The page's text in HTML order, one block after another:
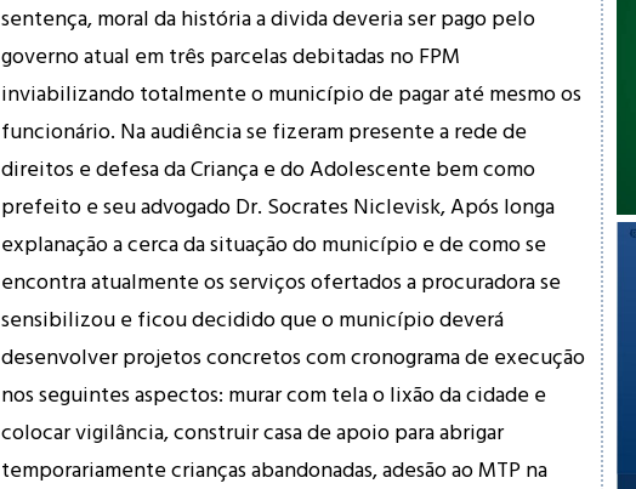
sentença, moral da história a divida deveria ser pago pelo
governo atual em três parcelas debitadas no FPM
inviabilizando totalmente o município de pagar até mesmo os
funcionário. Na audiência se fizeram presente a rede de
direitos e defesa da Criança e do Adolescente bem como
prefeito e seu advogado Dr. Socrates Niclevisk, Após longa
explanação a cerca da situação do município e de como se
encontra atualmente os serviços ofertados a procuradora se
sensibilizou e ficou decidido que o município deverá
desenvolver projetos concretos com cronograma de execução
nos seguintes aspectos: murar com tela o lixão da cidade e
colocar vigilância, construir casa de apoio para abrigar
temporariamente crianças abandonadas, adesão ao MTP na